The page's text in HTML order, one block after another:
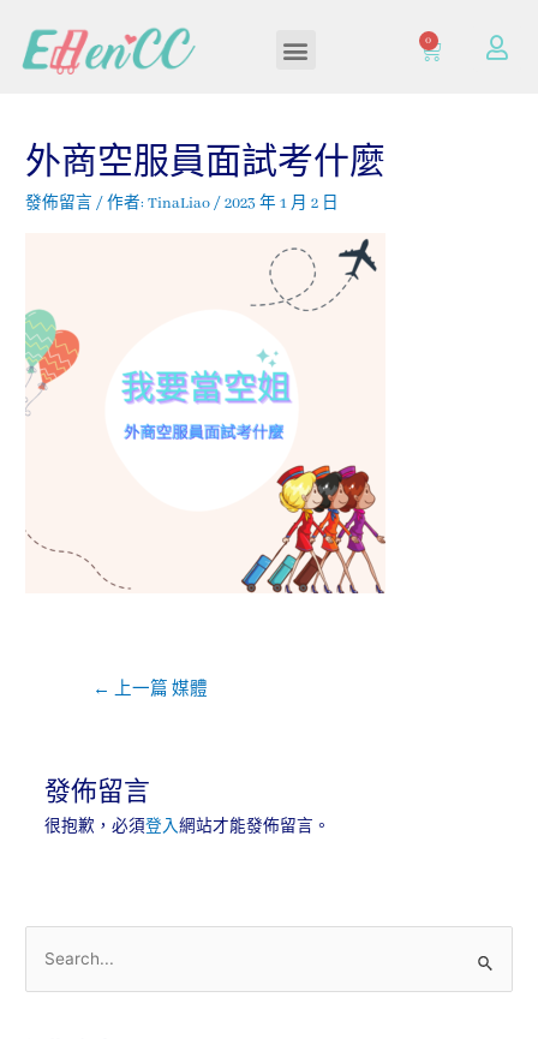
0
外商空服員面試考什麼
發佈留言 / 作者:TinaLiao/2023 年 1 月 2 日
← 上一篇 媒體
發佈留言
很抱歉，必須登入網站才能發佈留言。